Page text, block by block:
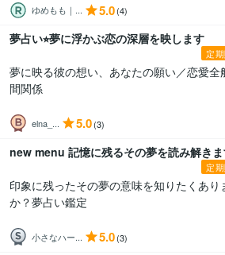
ゆめもも｜... 5.0(4)
夢占い⭐︎夢に浮かぶ恋の深層を映します
定
夢に映る彼の想い、あなたの願い／恋愛全
間関係
elna_... 5.0(3)
new menu 記憶に残るその夢を読み解き
定
印象に残ったその夢の意味を知りたくあり
か？夢占い鑑定
小さなハー... 5.0(3)